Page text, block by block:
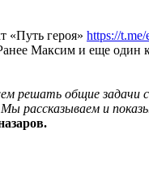
«Путь героя» https://
Максим и еще один
решать общие задачи
рассказываем и